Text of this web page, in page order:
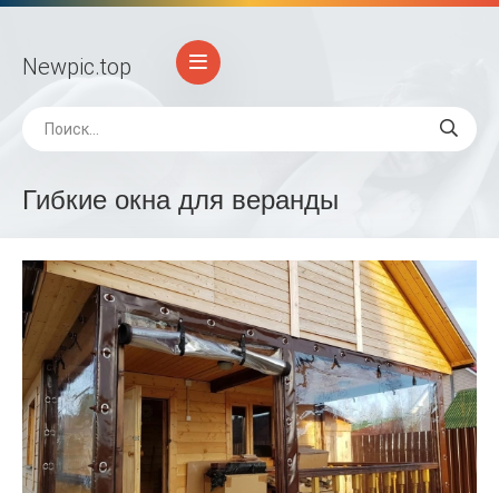
Newpic.top
Гибкие окна для веранды